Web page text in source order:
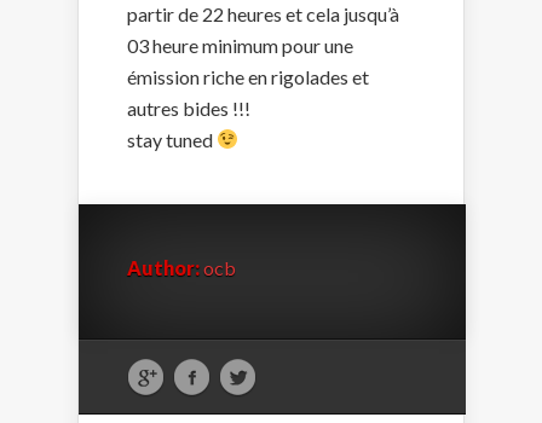
partir de 22 heures et cela jusqu’à
03 heure minimum pour une
émission riche en rigolades et
autres bides !!!
stay tuned
Author:ocb